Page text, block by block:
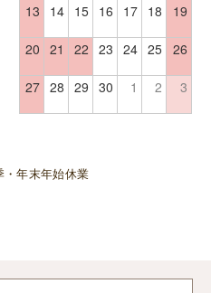
13 14 15 16 17 18 19
20 21 22 23 24 25 26
27 28 29 30 1 2 3
年末年始休業